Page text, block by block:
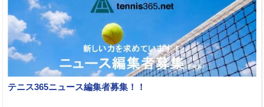
テニス365ニュース編集者募集！！